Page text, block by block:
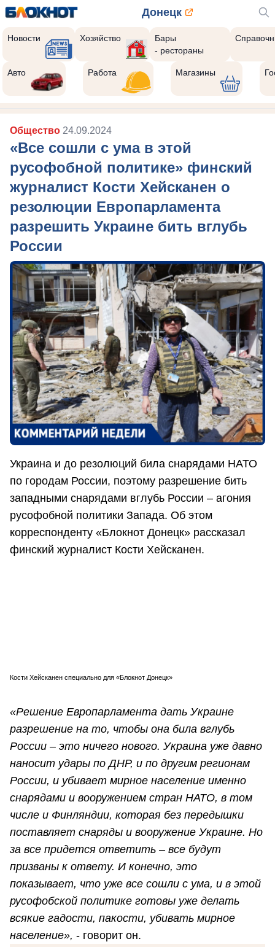
Донецк
Новости Хозяйство
Бары
- рестораны
Авто Работа Магазины
Общество 24.09.2024
«Все сошли с ума в этой
русофобной политике» финский
журналист Кости Хейсканен о
резолюции Европарламента
разрешить Украине бить вглубь
России
Украина и до резолюций била снарядами НАТО
по городам России, поэтому разрешение бить
западными снарядами вглубь России – агония
русофобной политики Запада. Об этом
корреспонденту «Блокнот Донецк» рассказал
финский журналист Кости Хейсканен.
Кости Хейсканен специально для «Блокнот Донецк»
«Решение Европарламента дать Украине
разрешение на то, чтобы она била вглубь
России – это ничего нового. Украина уже давно
наносит удары по ДНР, и по другим регионам
России, и убивает мирное население именно
снарядами и вооружением стран НАТО, в том
числе и Финляндии, которая без передышки
поставляет снаряды и вооружение Украине. Но
за все придется ответить – все будут
призваны к ответу. И конечно, это
показывает, что уже все сошли с ума, и в этой
русофобской политике готовы уже делать
всякие гадости, пакости, убивать мирное
население», - говорит он.